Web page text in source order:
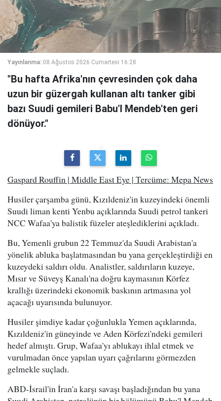
Yayınlanma: 08 Ağustos 2026 Cumartesi 16:28
"Bu hafta Afrika'nın çevresinden çok daha
uzun bir güzergah kullanan altı tanker gibi
bazı Suudi gemileri Babu'l Mendeb'ten geri
dönüyor."
Gaspard Rouffin | Middle East Eye | Tercüme: Mepa News
Husiler çarşamba günü, Kızıldeniz'in kuzeyindeki önemli
Suudi liman kenti Yenbu açıklarında Suudi petrol tankeri
NCC Wafaa'ya balistik füzeler ateşlediklerini açıkladı.
Bu, Yemenli grubun 22 Temmuz'da Suudi Arabistan'a
yönelik abluka başlatmasından bu yana gerçekleştirdiği en
kuzeydeki saldırı oldu. Analistler, saldırıların kuzeye,
Mısır ve Süveyş Kanalı'na doğru kaymasının Körfez
krallığı üzerindeki ekonomik baskının artmasına yol
açacağı uyarısında bulunuyor.
Husiler şimdiye kadar çoğunlukla Yemen açıklarında,
Kızıldeniz'in güneyinde ve Aden Körfezi'ndeki gemileri
hedef almıştı. Grup, Wafaa'yı ablukayı ihlal etmek ve
vurulmadan önce yapılan uyarı çağrılarını görmezden
gelmekle suçladı.
ABD-İsrail'in İran'a karşı savaşı başladığından bu yana